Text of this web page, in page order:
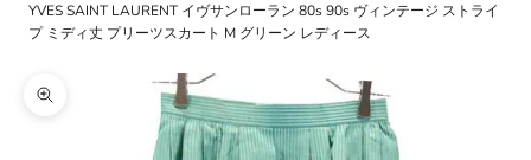
YVES SAINT LAURENT イヴサンローラン 80s 90s ヴィンテージ ストライ
プ ミディ丈 プリーツスカート M グリーン レディース
ズームイン